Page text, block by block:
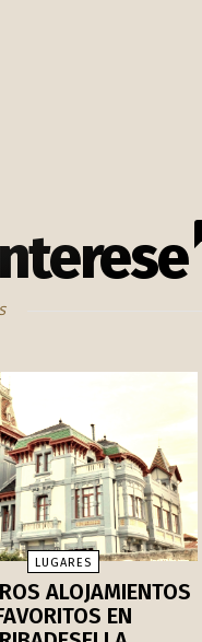
LUGARES
ALOJAMIENTOS
EN